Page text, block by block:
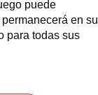
puede
en su
para todas sus